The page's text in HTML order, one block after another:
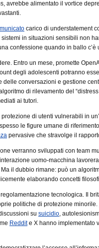
avrebbe alimentato il vortice
carico di understatement
in situazioni sensibili non
confessione quando in ballo c’è
Entro un mese, promette
degli adolescenti potranno
conversazioni e gestione
di rilevamento del
ai tutori.
di utenti vulnerabili in
le figure umane di
pervasive che stravolge il
verranno sviluppati con team
uomo-macchina
il dubbio rimane: può un
elaborando concetti
tecnologica. Il
politiche di protezione minorile.
su suicidio ,
Reddite X hanno implementato